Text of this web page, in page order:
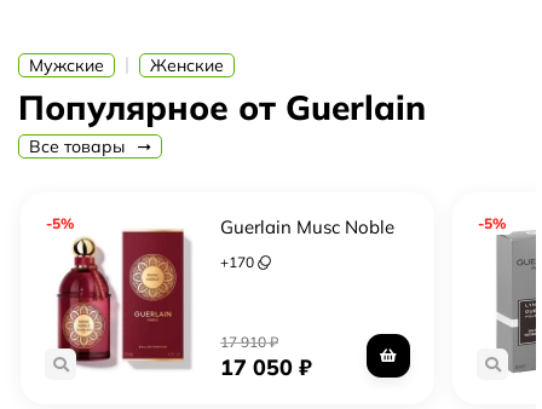
Его ноты древесины создают глубокий и
притягательный аромат, который оставляет
незабываемое впечатление.
Мужские | Женские
Популярное от Guerlain
Все товары
-5% Guerlain Musc Noble
+170
17 910₽
17 050₽
-5%